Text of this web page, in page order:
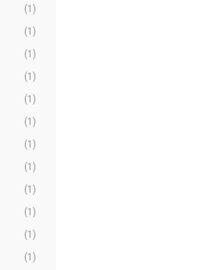
(1)
(1)
(1)
(1)
(1)
(1)
(1)
(1)
(1)
(1)
(1)
(1)